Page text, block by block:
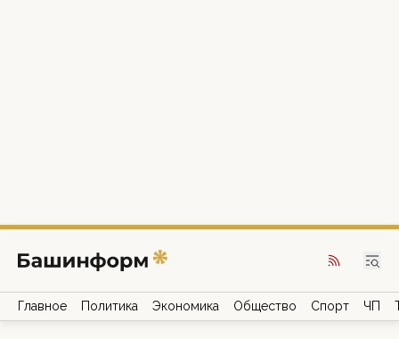
Главное Политика Экономика Общество Спорт ЧП